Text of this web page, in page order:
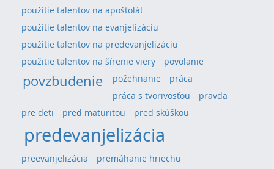
použitie talentov na apoštolát
použitie talentov na evanjelizáciu
použitie talentov na predevanjelizáciu
použitie talentov na šírenie viery
povolanie
povzbudenie požehnanie
práca
práca s tvorivosťou
pravda
pre deti
pred maturitou pred skúškou
predevanjelizácia
preevanjelizácia
premáhanie hriechu